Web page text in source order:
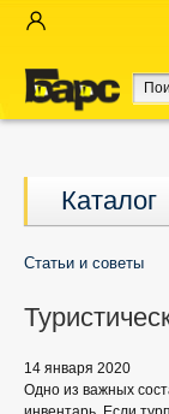
Каталог
Статьи и советы
14 января 2020
Одно из важных